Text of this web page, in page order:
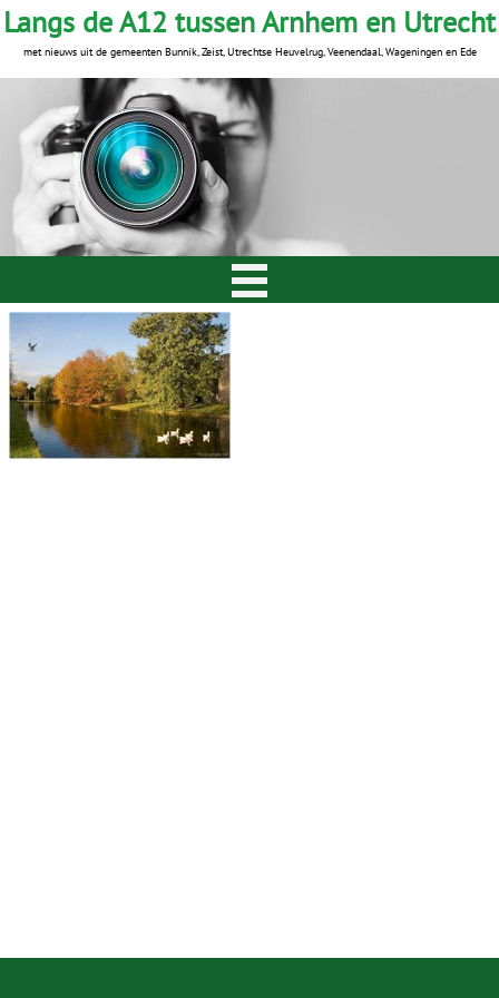
Langs de A12 tussen Arnhem en Utrecht
met nieuws uit de gemeenten Bunnik, Zeist, Utrechtse Heuvelrug, Veenendaal, Wageningen en Ede